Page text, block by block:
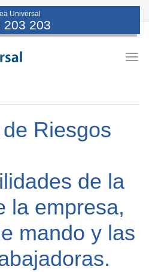
Universal
203 203
Riesgos
de la
la empresa,
mando y las